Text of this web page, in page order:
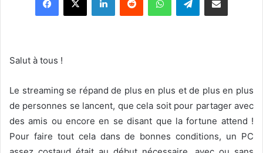
l
Salut à tous !
Le streaming se répand de plus en plus et de plus en plus
de personnes se lancent, que cela soit pour partager avec
des amis ou encore en se disant que la fortune attend !
Pour faire tout cela dans de bonnes conditions, un PC